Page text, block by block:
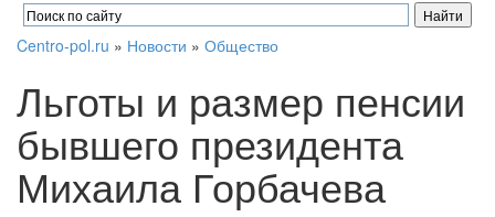
Centro-pol.ru » Новости » Общество
Льготы и размер пенсии
бывшего президента
Михаила Горбачева